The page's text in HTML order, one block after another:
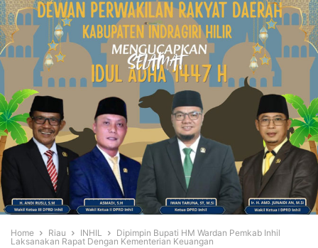
Home Riau INHIL
Dipimpin Bupati HM Wardan Pemkab Inhil
Laksanakan Rapat Dengan Kementerian Keuangan